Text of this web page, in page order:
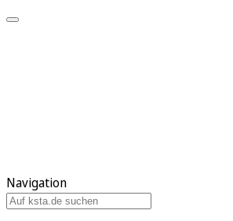
Navigation